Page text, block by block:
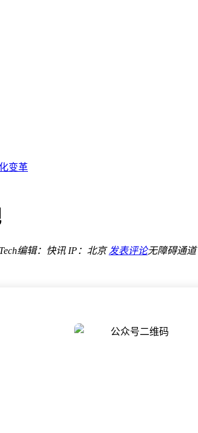
交易日“吸金”11.65亿
子”
变革
入河
发者
标的指数涨超7.5%，机构坚定看好AI算
交易日“吸金”11.65亿
编辑：快讯 IP：北京 发表评论无障碍通道
个SBTI测试。
之后测出“死者”、“草者”、“吗喽”等抽象自
了”